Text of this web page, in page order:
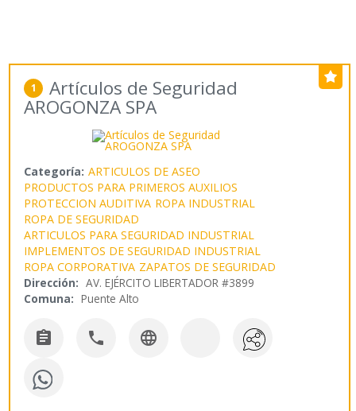
1 Artículos de Seguridad
AROGONZA SPA
Categoría: ARTICULOS DE ASEO
PRODUCTOS PARA PRIMEROS AUXILIOS
PROTECCION AUDITIVA ROPA INDUSTRIAL
ROPA DE SEGURIDAD
ARTICULOS PARA SEGURIDAD INDUSTRIAL
IMPLEMENTOS DE SEGURIDAD INDUSTRIAL
ROPA CORPORATIVA ZAPATOS DE SEGURIDAD
Dirección: AV. EJÉRCITO LIBERTADOR #3899
Comuna: Puente Alto
  